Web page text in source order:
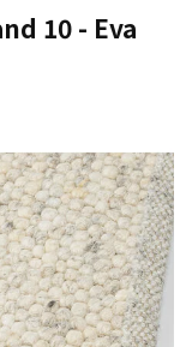
10 - Eva